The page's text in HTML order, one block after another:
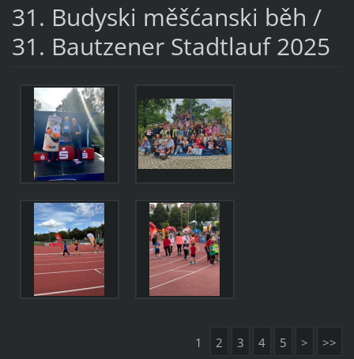
31. Budyski měšćanski běh /
31. Bautzener Stadtlauf 2025
1 2 3 4 5 > >>